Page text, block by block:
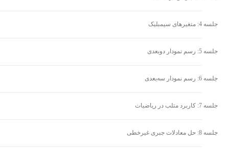
جلسه 4: متغیرهای سیمبلیک
جلسه 5: رسم نمودار دوبعدی
جلسه 6: رسم نمودار سه‌بعدی
جلسه 7: کاربرد متلب در ریاضیات
جلسه 8: حل معادلات جبری غیرخطی